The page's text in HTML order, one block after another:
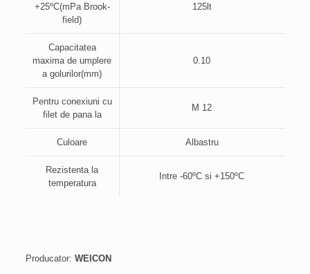
+25ºC(mPa Brook-
field)
125lt
Capacitatea
maxima de umplere
a golurilor(mm)
0.10
Pentru conexiuni cu
filet de pana la
M 12
Culoare Albastru
Rezistenta la
temperatura
Intre -60ºC si +150ºC
Producator: WEICON